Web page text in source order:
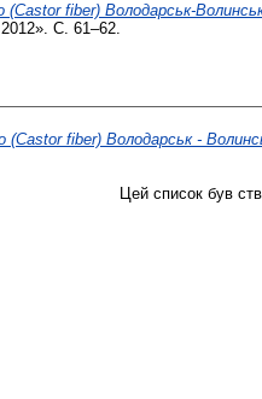
(Castor fiber) Володарськ-
2012». С. 61–62.
(Castor fiber) Володарськ -
Цей список був